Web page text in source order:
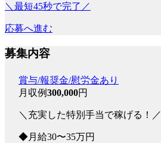
＼最短45秒で完了／
応募へ進む
募集内容
賞与/報奨金/慰労金あり
月収例300,000円
＼充実した特別手当で稼げる！／
◆月給30〜35万円